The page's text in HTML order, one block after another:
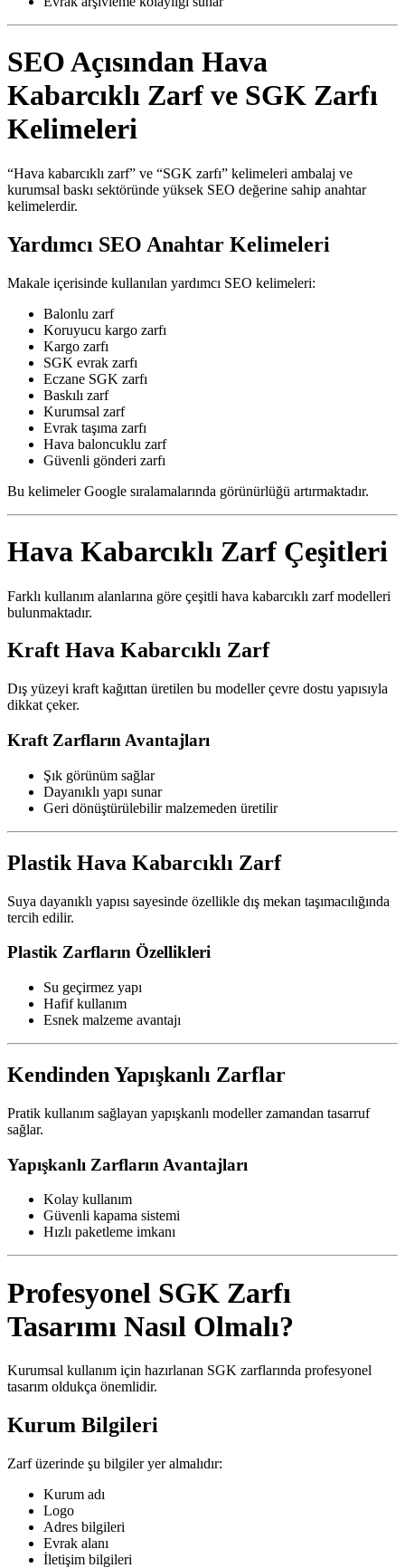
SEO Açısından Hava
Kabarcıklı Zarf ve SGK Zarfı
Kelimeleri
“Hava kabarcıklı zarf” ve “SGK zarfı” kelimeleri ambalaj ve
kurumsal baskı sektöründe yüksek SEO değerine sahip anahtar
kelimelerdir.
Yardımcı SEO Anahtar Kelimeleri
Makale içerisinde kullanılan yardımcı SEO kelimeleri:
Balonlu zarf
Koruyucu kargo zarfı
Kargo zarfı
SGK evrak zarfı
Eczane SGK zarfı
Baskılı zarf
Kurumsal zarf
Evrak taşıma zarfı
Hava baloncuklu zarf
Güvenli gönderi zarfı
Bu kelimeler Google sıralamalarında görünürlüğü artırmaktadır.
Hava Kabarcıklı Zarf Çeşitleri
Farklı kullanım alanlarına göre çeşitli hava kabarcıklı zarf modelleri
bulunmaktadır.
Kraft Hava Kabarcıklı Zarf
Dış yüzeyi kraft kağıttan üretilen bu modeller çevre dostu yapısıyla
dikkat çeker.
Kraft Zarfların Avantajları
Şık görünüm sağlar
Dayanıklı yapı sunar
Geri dönüştürülebilir malzemeden üretilir
Plastik Hava Kabarcıklı Zarf
Suya dayanıklı yapısı sayesinde özellikle dış mekan taşımacılığında
tercih edilir.
Plastik Zarfların Özellikleri
Su geçirmez yapı
Hafif kullanım
Esnek malzeme avantajı
Kendinden Yapışkanlı Zarflar
Pratik kullanım sağlayan yapışkanlı modeller zamandan tasarruf
sağlar.
Yapışkanlı Zarfların Avantajları
Kolay kullanım
Güvenli kapama sistemi
Hızlı paketleme imkanı
Profesyonel SGK Zarfı
Tasarımı Nasıl Olmalı?
Kurumsal kullanım için hazırlanan SGK zarflarında profesyonel
tasarım oldukça önemlidir.
Kurum Bilgileri
Zarf üzerinde şu bilgiler yer almalıdır:
Kurum adı
Logo
Adres bilgileri
Evrak alanı
İletişim bilgileri